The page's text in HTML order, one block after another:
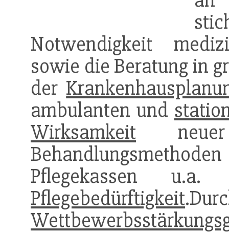
Notwendigkeit
sowie die Beratung in
der
ambulanten und
Wirksamkeit neuer
Pflegekassen
Pflegebedürftigkeit